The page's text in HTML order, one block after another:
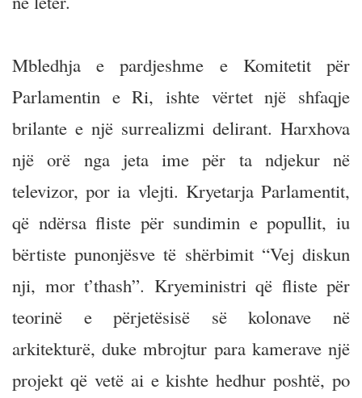
Mbledhja e pardjeshme e Komitetit për
Parlamentin e Ri, ishte vërtet një shfaqje
brilante e një surrealizmi delirant. Harxhova
një orë nga jeta ime për ta ndjekur në
televizor, por ia vlejti. Kryetarja Parlamentit,
që ndërsa fliste për sundimin e popullit, iu
bërtiste punonjësve të shërbimit “Vej diskun
nji, mor t’thash”. Kryeministri që fliste për
teorinë e përjetësisë së kolonave në
arkitekturë, duke mbrojtur para kamerave një
projekt që vetë ai e kishte hedhur poshtë, po